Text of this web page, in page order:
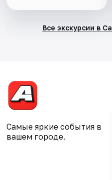
Все экскурсии в
Самые яркие события в
вашем городе.